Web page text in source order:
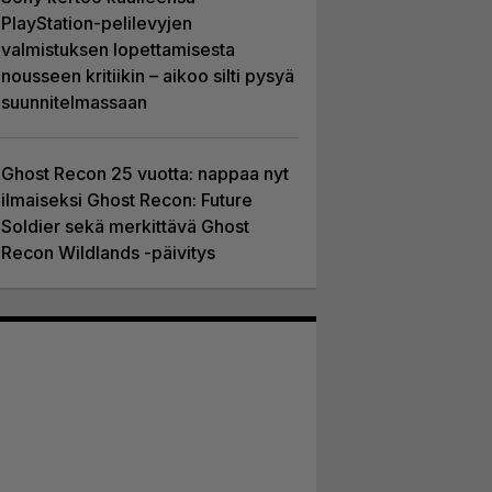
PlayStation-pelilevyjen
valmistuksen lopettamisesta
nousseen kritiikin – aikoo silti pysyä
suunnitelmassaan
Ghost Recon 25 vuotta: nappaa nyt
ilmaiseksi Ghost Recon: Future
Soldier sekä merkittävä Ghost
Recon Wildlands -päivitys